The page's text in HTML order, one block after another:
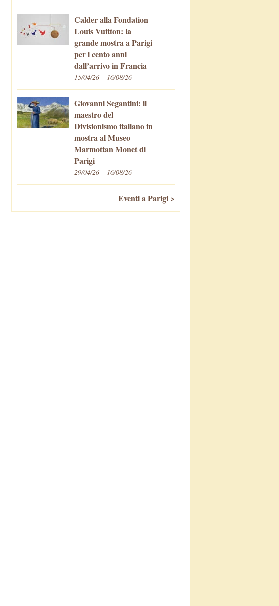
Calder alla Fondation
Louis Vuitton: la
grande mostra a Parigi
per i cento anni
dall’arrivo in Francia
15/04/26 – 16/08/26
Giovanni Segantini: il
maestro del
Divisionismo italiano in
mostra al Museo
Marmottan Monet di
Parigi
29/04/26 – 16/08/26
Eventi a Parigi >